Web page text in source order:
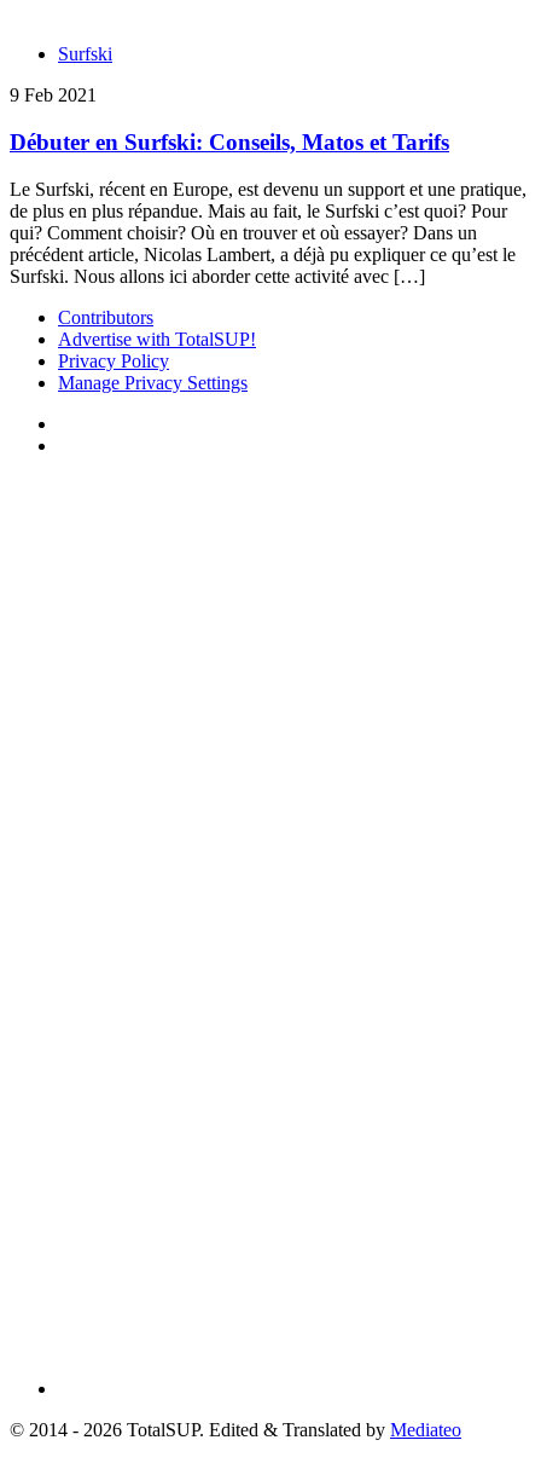
Surfski
9 Feb 2021
Débuter en Surfski: Conseils, Matos et Tarifs
Le Surfski, récent en Europe, est devenu un support et une pratique,
de plus en plus répandue. Mais au fait, le Surfski c’est quoi? Pour
qui? Comment choisir? Où en trouver et où essayer? Dans un
précédent article, Nicolas Lambert, a déjà pu expliquer ce qu’est le
Surfski. Nous allons ici aborder cette activité avec […]
Contributors
Advertise with TotalSUP!
Privacy Policy
Manage Privacy Settings
© 2014 - 2026 TotalSUP. Edited & Translated by Mediateo